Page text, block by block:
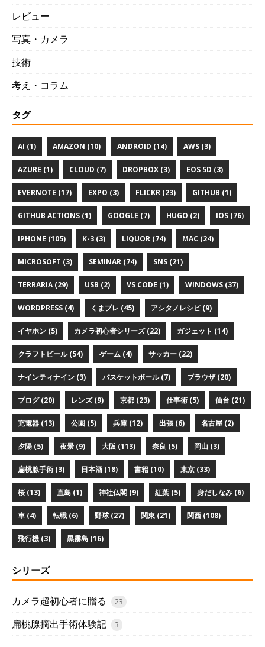
レビュー
写真・カメラ
技術
考え・コラム
タグ
AI (1) AMAZON (10) ANDROID (14) AWS (3)
AZURE (1) CLOUD (7) DROPBOX (3) EOS 5D (3)
EVERNOTE (17) EXPO (3) FLICKR (23) GITHUB (1)
GITHUB ACTIONS (1) GOOGLE (7) HUGO (2) IOS (76)
IPHONE (105) K-3 (3) LIQUOR (74) MAC (24)
MICROSOFT (3) SEMINAR (74) SNS (21)
TERRARIA (29) USB (2) VS CODE (1) WINDOWS (37)
WORDPRESS (4) くまプレ (45) アシタノレシピ (9)
イヤホン (5) カメラ初心者シリーズ (22) ガジェット (14)
クラフトビール (54) ゲーム (4) サッカー (22)
ナインティナイン (3) バスケットボール (7) ブラウザ (20)
ブログ (20) レンズ (9) 京都 (23) 仕事術 (5) 仙台 (21)
充電器 (13) 公園 (5) 兵庫 (12) 出張 (6) 名古屋 (2)
夕陽 (5) 夜景 (9) 大阪 (113) 奈良 (5) 岡山 (3)
扁桃腺手術 (3) 日本酒 (18) 書籍 (10) 東京 (33)
桜 (13) 直島 (1) 神社仏閣 (9) 紅葉 (5) 身だしなみ (6)
車 (4) 転職 (6) 野球 (27) 関東 (21) 関西 (108)
飛行機 (3) 黒霧島 (16)
シリーズ
カメラ超初心者に贈る 23
扁桃腺摘出手術体験記 3